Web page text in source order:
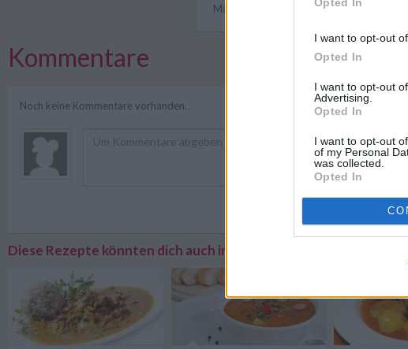
I want to opt-out
Opted In
I want to opt-out
Advertising.
Opted In
I want to opt-out
of my Personal
was collected.
Opted In
Männer Rezepte
Kommentare
Noch keine Kommentare vorhanden.
Diese Rezepte könnten dich auch interessieren